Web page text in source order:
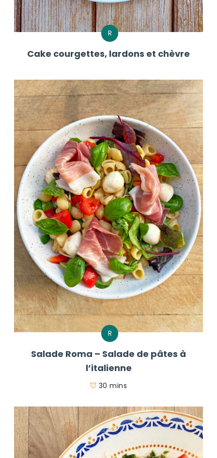
R
Cake courgettes, lardons et chèvre
R
Salade Roma – Salade de pâtes à
l’italienne
30 mins